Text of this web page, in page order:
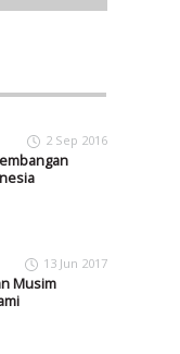
2 Sep 2016
13 Jun 2017
Musim